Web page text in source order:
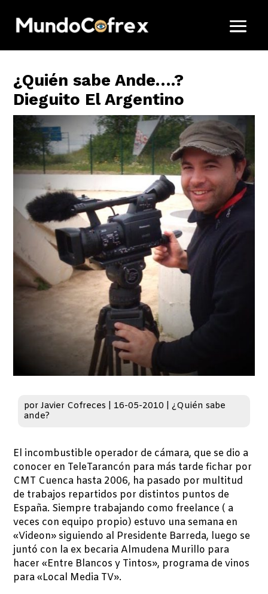
¿Quién sabe Ande….?
Dieguito El Argentino
porJavier Cofreces 16-05-2010 |¿Quién sabe
ande?
El incombustible operador de cámara, que se dio a
conocer en TeleTarancón para más tarde fichar por
CMT Cuenca hasta 2006, ha pasado por multitud
de trabajos repartidos por distintos puntos de
España. Siempre trabajando como freelance ( a
veces con equipo propio) estuvo una semana en
«Videon» siguiendo al Presidente Barreda, luego se
juntó con la ex becaria Almudena Murillo para
hacer «Entre Blancos y Tintos», programa de vinos
para «Local Media TV».